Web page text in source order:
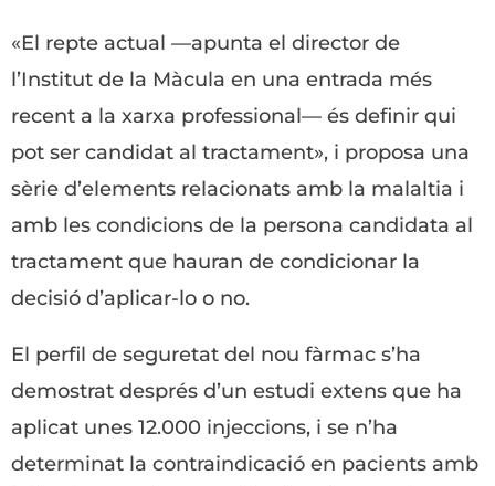
«El repte actual —apunta el director de
l’Institut de la Màcula en una entrada més
recent a la xarxa professional— és definir qui
pot ser candidat al tractament», i proposa una
sèrie d’elements relacionats amb la malaltia i
amb les condicions de la persona candidata al
tractament que hauran de condicionar la
decisió d’aplicar-lo o no.
El perfil de seguretat del nou fàrmac s’ha
demostrat després d’un estudi extens que ha
aplicat unes 12.000 injeccions, i se n’ha
determinat la contraindicació en pacients amb